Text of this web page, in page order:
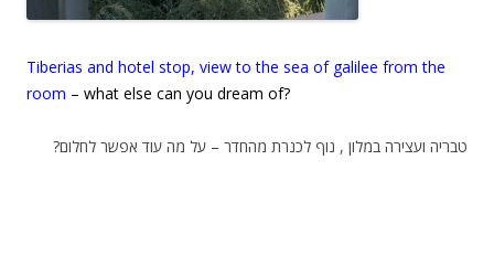
Tiberias and hotel stop, view to the sea of galilee from the
room – what else can you dream of?
טבריה ועצירה במלון , נוף לכנרת מהחדר – על מה עוד אפשר לחלום?